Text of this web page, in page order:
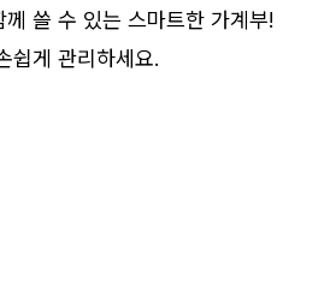
쓸 수 있는 스마트한 가계부!
쉽게 관리하세요.